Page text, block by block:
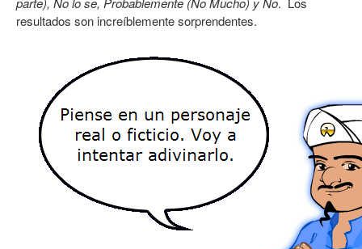
resultados son increíblemente sorprendentes.